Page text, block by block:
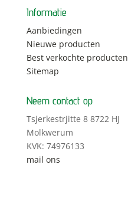
Informatie
Aanbiedingen
Nieuwe producten
Best verkochte producten
Sitemap
Neem contact op
Tsjerkestrjitte 8 8722 HJ
Molkwerum
KVK: 74976133
mail ons